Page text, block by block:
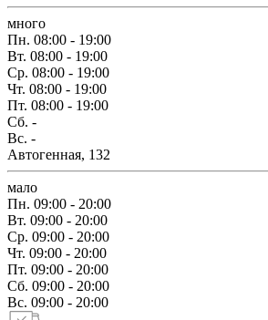
много
Пн. 08:00 - 19:00
Вт. 08:00 - 19:00
Ср. 08:00 - 19:00
Чт. 08:00 - 19:00
Пт. 08:00 - 19:00
Сб. -
Вс. -
Автогенная, 132
мало
Пн. 09:00 - 20:00
Вт. 09:00 - 20:00
Ср. 09:00 - 20:00
Чт. 09:00 - 20:00
Пт. 09:00 - 20:00
Сб. 09:00 - 20:00
Вс. 09:00 - 20:00